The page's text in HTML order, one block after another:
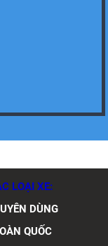
LOẠI XE:
DÙNG
QUỐC